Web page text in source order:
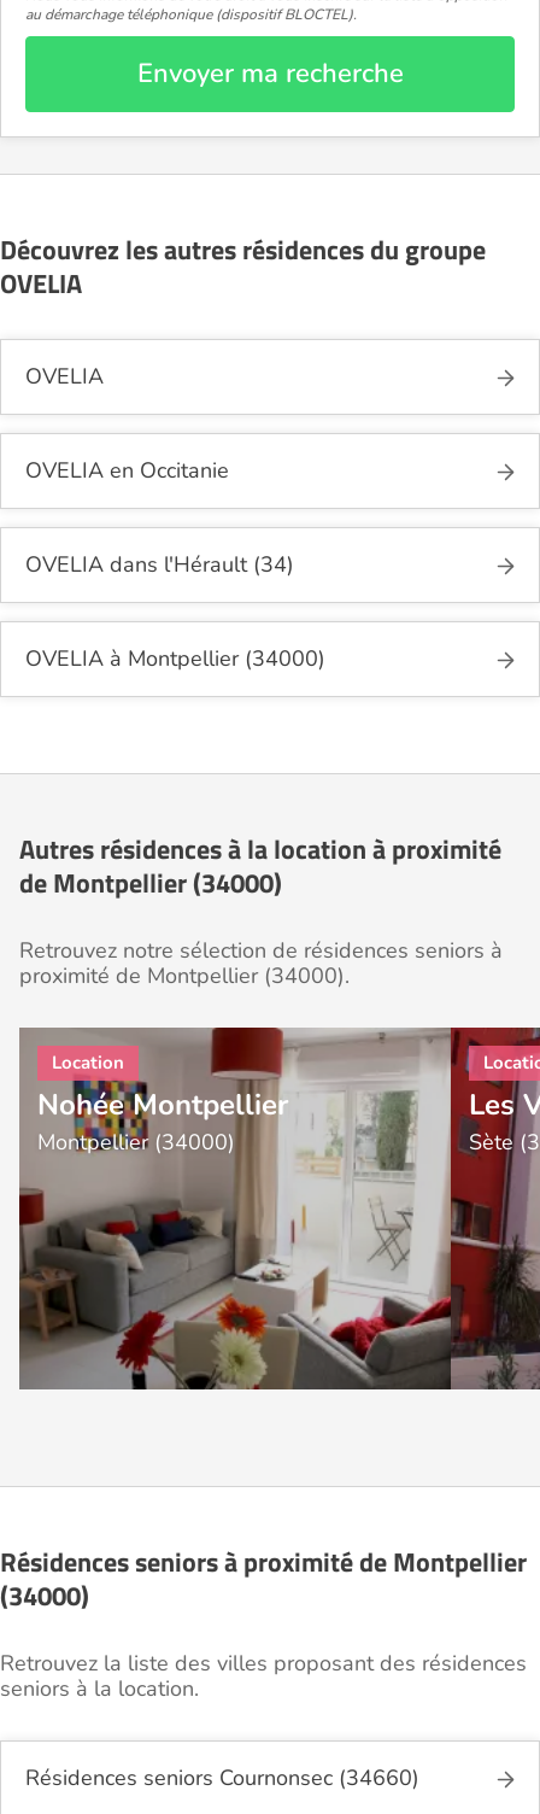
au démarchage téléphonique (dispositif BLOCTEL).
Envoyer ma recherche
Découvrez les autres résidences du groupe
OVELIA
OVELIA
OVELIA en Occitanie
OVELIA dans l'Hérault (34)
OVELIA à Montpellier (34000)
Autres résidences à la location à proximité
de Montpellier (34000)
Retrouvez notre sélection de résidences seniors à
proximité de Montpellier (34000).
Nohée Montpellier
Montpellier (34000)
Les
Sète
Résidences seniors à proximité de Montpellier
(34000)
Retrouvez la liste des villes proposant des résidences
seniors à la location.
Résidences seniors Cournonsec (34660)